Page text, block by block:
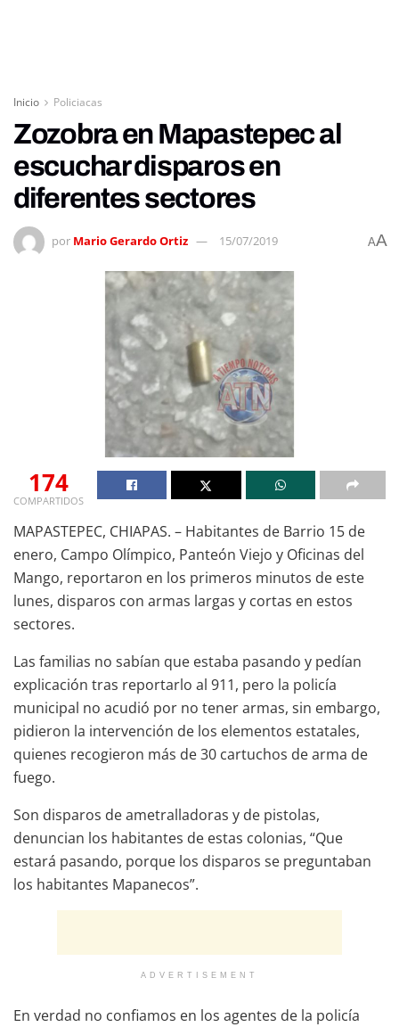
Inicio Policiacas
Zozobra en Mapastepec al
escuchar disparos en
diferentes sectores
por Mario Gerardo Ortiz 15/07/2019 AA
174
COMPARTIDOS
MAPASTEPEC, CHIAPAS. – Habitantes de Barrio 15 de
enero, Campo Olímpico, Panteón Viejo y Oficinas del
Mango, reportaron en los primeros minutos de este
lunes, disparos con armas largas y cortas en estos
sectores.
Las familias no sabían que estaba pasando y pedían
explicación tras reportarlo al 911, pero la policía
municipal no acudió por no tener armas, sin embargo,
pidieron la intervención de los elementos estatales,
quienes recogieron más de 30 cartuchos de arma de
fuego.
Son disparos de ametralladoras y de pistolas,
denuncian los habitantes de estas colonias, “Que
estará pasando, porque los disparos se preguntaban
los habitantes Mapanecos”.
ADVERTISEMENT
En verdad no confiamos en los agentes de la policía